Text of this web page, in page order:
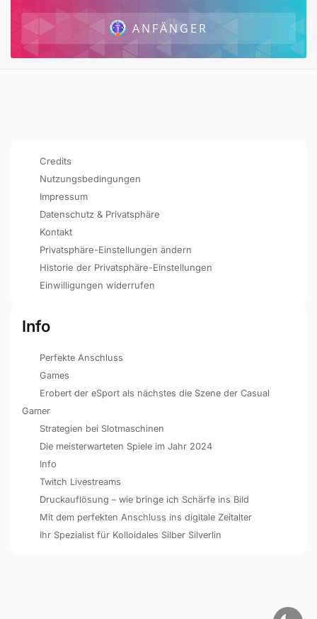
ANFÄNGER
Credits
Nutzungsbedingungen
Impressum
Datenschutz & Privatsphäre
Kontakt
Privatsphäre-Einstellungen ändern
Historie der Privatsphäre-Einstellungen
Einwilligungen widerrufen
Info
Perfekte Anschluss
Games
Erobert der eSport als nächstes die Szene der Casual
Gamer
Strategien bei Slotmaschinen
Die meisterwarteten Spiele im Jahr 2024
Info
Twitch Livestreams
Druckauflösung – wie bringe ich Schärfe ins Bild
Mit dem perfekten Anschluss ins digitale Zeitalter
Ihr Spezialist für Kolloidales Silber Silverlin